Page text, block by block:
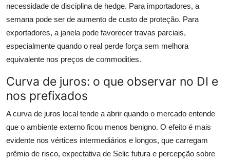
necessidade de disciplina de hedge. Para importadores, a
semana pode ser de aumento de custo de proteção. Para
exportadores, a janela pode favorecer travas parciais,
especialmente quando o real perde força sem melhora
equivalente nos preços de commodities.
Curva de juros: o que observar no DI e
nos prefixados
A curva de juros local tende a abrir quando o mercado entende
que o ambiente externo ficou menos benigno. O efeito é mais
evidente nos vértices intermediários e longos, que carregam
prêmio de risco, expectativa de Selic futura e percepção sobre